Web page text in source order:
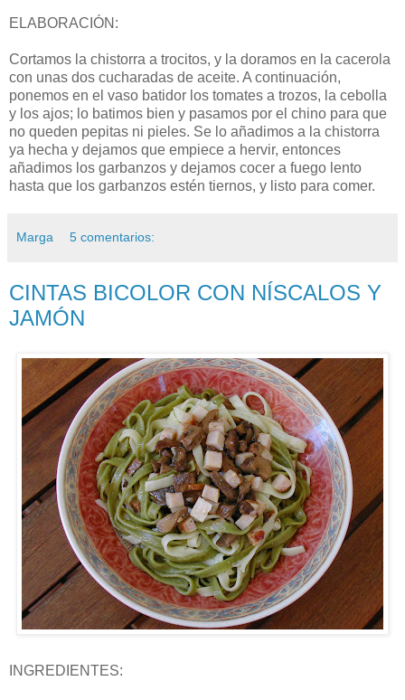
ELABORACIÓN:
Cortamos la chistorra a trocitos, y la doramos en la cacerola
con unas dos cucharadas de aceite. A continuación,
ponemos en el vaso batidor los tomates a trozos, la cebolla
y los ajos; lo batimos bien y pasamos por el chino para que
no queden pepitas ni pieles. Se lo añadimos a la chistorra
ya hecha y dejamos que empiece a hervir, entonces
añadimos los garbanzos y dejamos cocer a fuego lento
hasta que los garbanzos estén tiernos, y listo para comer.
Marga 5 comentarios:
CINTAS BICOLOR CON NÍSCALOS Y
JAMÓN
INGREDIENTES: